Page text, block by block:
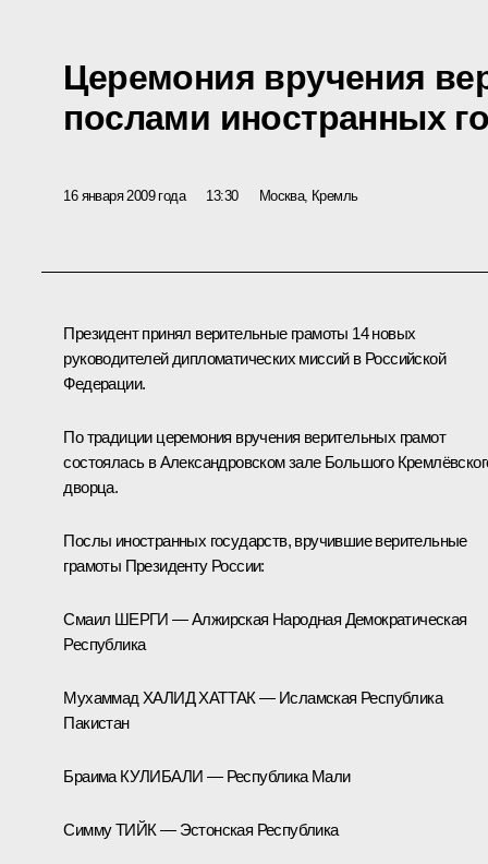
Церемония вручения
послами иностранных
16 января 2009 года 13:30 Москва, Кремль
Президент принял верительные грамоты 14 новых
руководителей дипломатических миссий в Российской
Федерации.
По традиции церемония вручения верительных грамот
состоялась в Александровском зале Большого
дворца.
Послы иностранных государств, вручившие верительные
грамоты Президенту России:
Смаил ШЕРГИ — Алжирская Народная Демократическая
Республика
Мухаммад ХАЛИД ХАТТАК — Исламская Республика
Пакистан
Браима КУЛИБАЛИ — Республика Мали
Симму ТИЙК — Эстонская Республика